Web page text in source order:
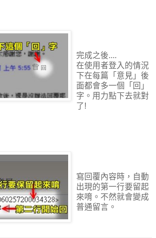
完成之後....
在使用者登入的情況
下在每篇「意見」後
面都會多一個「回」
字。用力點下去就對
了!
寫回覆內容時，自動
出現的第一行要留起
來唷。不然就會變成
普通留言。